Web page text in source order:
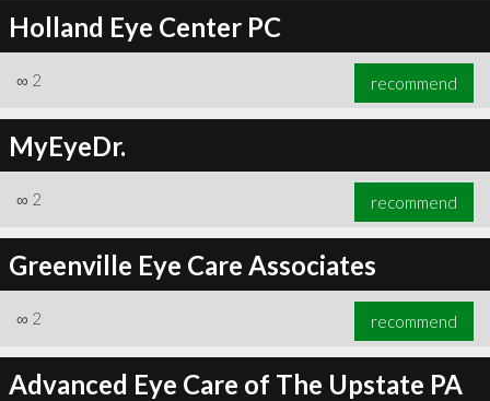
Holland Eye Center PC
∞ 2 recommend
MyEyeDr.
∞ 2 recommend
Greenville Eye Care Associates
∞ 2 recommend
Advanced Eye Care of The Upstate PA